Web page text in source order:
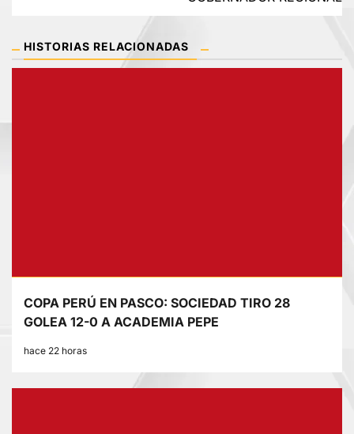
HISTORIAS RELACIONADAS
COPA PERÚ EN PASCO: SOCIEDAD TIRO 28
GOLEA 12-0 A ACADEMIA PEPE
hace 22 horas